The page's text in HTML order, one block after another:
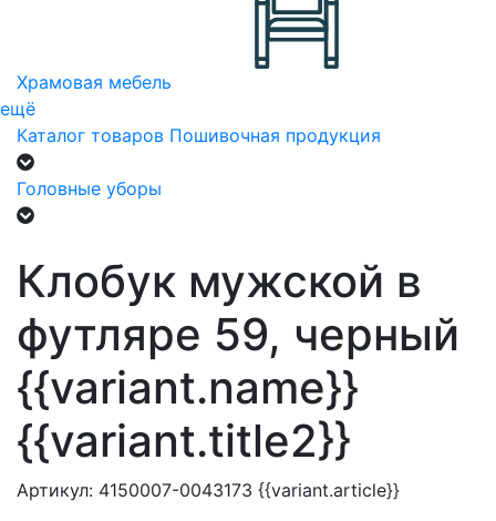
Храмовая мебель
ещё
Каталог товаров Пошивочная продукция
Головные уборы
Клобук мужской в
футляре 59, черный
{{variant.name}}
{{variant.title2}}
Артикул: 4150007-0043173 {{variant.article}}